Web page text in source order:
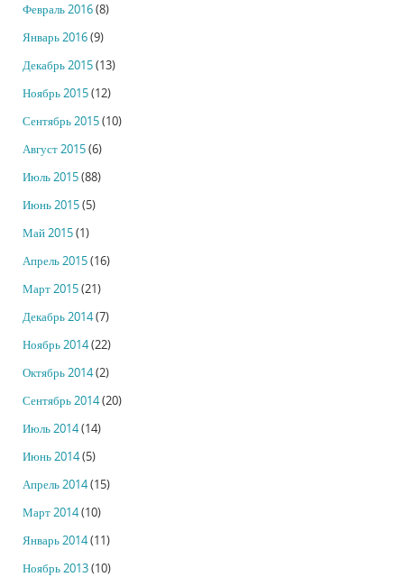
Февраль 2016(8)
Январь 2016(9)
Декабрь 2015(13)
Ноябрь 2015(12)
Сентябрь 2015(10)
Август 2015(6)
Июль 2015(88)
Июнь 2015(5)
Май 2015(1)
Апрель 2015(16)
Март 2015(21)
Декабрь 2014(7)
Ноябрь 2014(22)
Октябрь 2014(2)
Сентябрь 2014(20)
Июль 2014(14)
Июнь 2014(5)
Апрель 2014(15)
Март 2014(10)
Январь 2014(11)
Ноябрь 2013(10)